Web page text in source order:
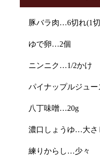
豚バラ肉…6切れ(1
ゆで卵…2個
ニンニク…1/2かけ
パイナップルジュ
八丁味噌…20g
濃口しょうゆ…大さ
練りからし…少々